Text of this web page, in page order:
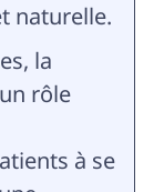
naturelle.
la
rôle
à se